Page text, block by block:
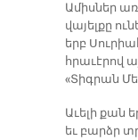
Ա­միս­ներ
վա­յել­քը
երբ
հրա­ւէ­րով
«Տիգ­րան
Ա­ւե­լի քան
եւ բարձր